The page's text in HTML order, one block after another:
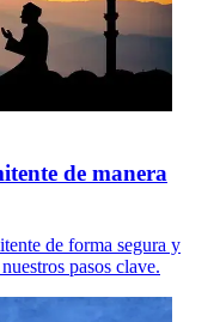
de manera
de forma segura y
pasos clave.